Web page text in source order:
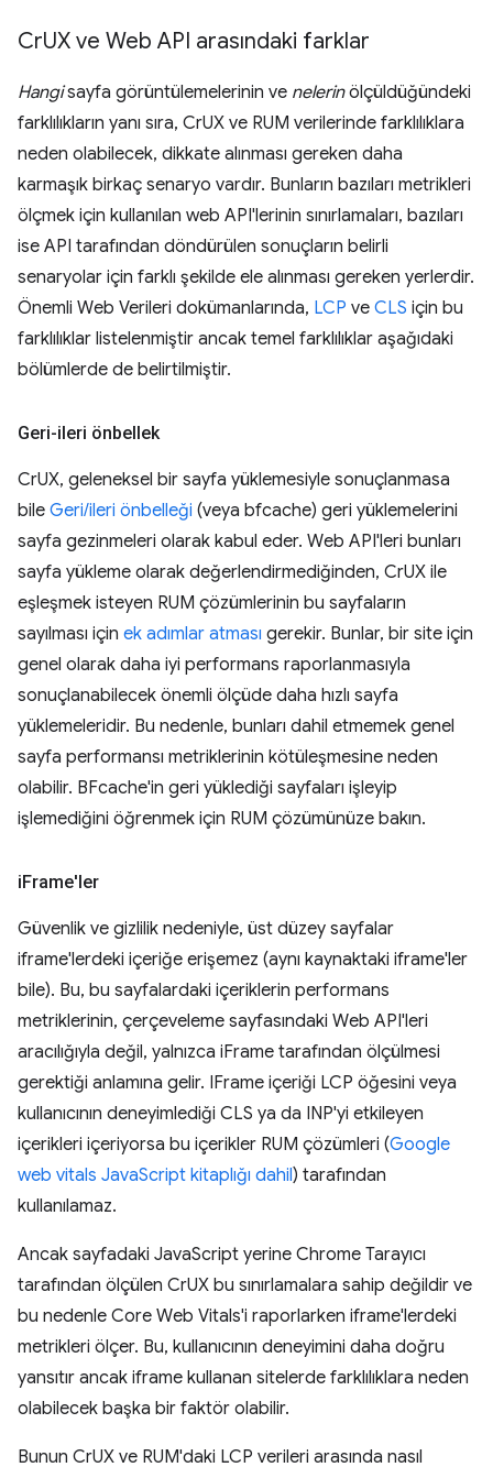
CrUX ve Web API arasındaki farklar
Hangisayfa görüntülemelerinin ve nelerinölçüldüğündeki
farklılıkların yanı sıra, CrUX ve RUM verilerinde farklılıklara
neden olabilecek, dikkate alınması gereken daha
karmaşık birkaç senaryo vardır. Bunların bazıları metrikleri
ölçmek için kullanılan web API'lerinin sınırlamaları, bazıları
ise API tarafından döndürülen sonuçların belirli
senaryolar için farklı şekilde ele alınması gereken yerlerdir.
Önemli Web Verileri dokümanlarında, LCP ve CLS için bu
farklılıklar listelenmiştir ancak temel farklılıklar aşağıdaki
bölümlerde de belirtilmiştir.
Geri-ileri önbellek
CrUX, geleneksel bir sayfa yüklemesiyle sonuçlanmasa
bile Geri/ileri önbelleği (veya bfcache) geri yüklemelerini
sayfa gezinmeleri olarak kabul eder. Web API'leri bunları
sayfa yükleme olarak değerlendirmediğinden, CrUX ile
eşleşmek isteyen RUM çözümlerinin bu sayfaların
sayılması için ek adımlar atması gerekir. Bunlar, bir site için
genel olarak daha iyi performans raporlanmasıyla
sonuçlanabilecek önemli ölçüde daha hızlı sayfa
yüklemeleridir. Bu nedenle, bunları dahil etmemek genel
sayfa performansı metriklerinin kötüleşmesine neden
olabilir. BFcache'in geri yüklediği sayfaları işleyip
işlemediğini öğrenmek için RUM çözümünüze bakın.
iFrame'ler
Güvenlik ve gizlilik nedeniyle, üst düzey sayfalar
iframe'lerdeki içeriğe erişemez (aynı kaynaktaki iframe'ler
bile). Bu, bu sayfalardaki içeriklerin performans
metriklerinin, çerçeveleme sayfasındaki Web API'leri
aracılığıyla değil, yalnızca iFrame tarafından ölçülmesi
gerektiği anlamına gelir. IFrame içeriği LCP öğesini veya
kullanıcının deneyimlediği CLS ya da INP'yi etkileyen
içerikleri içeriyorsa bu içerikler RUM çözümleri (Google
web vitals JavaScript kitaplığı dahil) tarafından
kullanılamaz.
Ancak sayfadaki JavaScript yerine Chrome Tarayıcı
tarafından ölçülen CrUX bu sınırlamalara sahip değildir ve
bu nedenle Core Web Vitals'i raporlarken iframe'lerdeki
metrikleri ölçer. Bu, kullanıcının deneyimini daha doğru
yansıtır ancak iframe kullanan sitelerde farklılıklara neden
olabilecek başka bir faktör olabilir.
Bunun CrUX ve RUM'daki LCP verileri arasında nasıl